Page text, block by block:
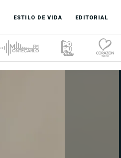
ESTILO DE VIDA EDITORIAL